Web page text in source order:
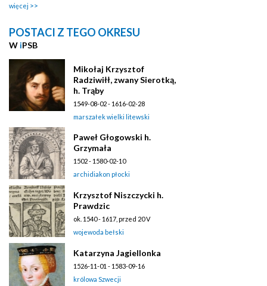
więcej
POSTACI Z TEGO OKRESU
W iPSB
Mikołaj Krzysztof
Radziwiłł, zwany Sierotką,
h. Trąby
1549-08-02 - 1616-02-28
marszałek wielki litewski
Paweł Głogowski h.
Grzymała
1502 - 1580-02-10
archidiakon płocki
Krzysztof Niszczycki h.
Prawdzic
ok. 1540 - 1617, przed 20 V
wojewoda bełski
Katarzyna Jagiellonka
1526-11-01 - 1583-09-16
królowa Szwecji